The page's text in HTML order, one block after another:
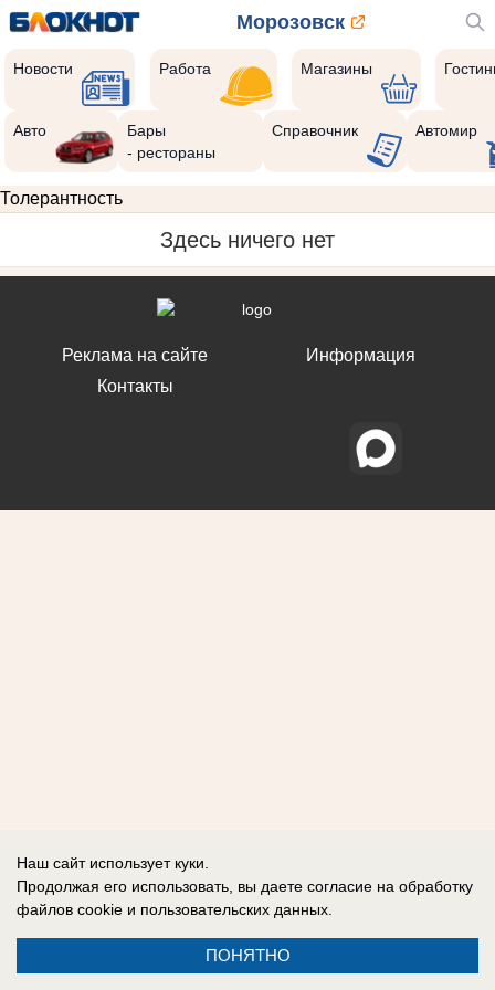
Морозовск
Новости Работа Магазины
Авто
Бары
- рестораны
Справочник Автомир
Толерантность
Здесь ничего нет
Реклама на сайте
Контакты
Информация
Наш сайт использует куки.
Продолжая его использовать, вы даете согласие на обработку
файлов cookie и пользовательских данных.
ПОНЯТНО